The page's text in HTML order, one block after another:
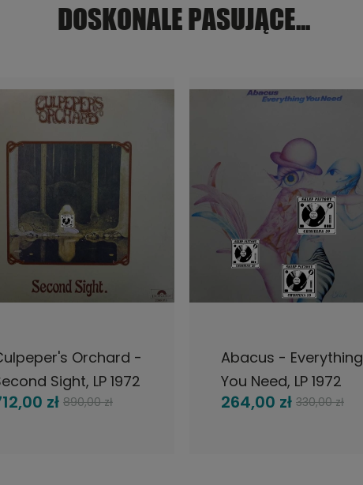
DOSKONALE PASUJĄCE...
Orchard -
Sight, LP 1972
Polydor,
zł 890,00 zł
DO KOSZYKA
Abacus - Everything
You Need, LP 1972
Germany, Zebra,
264,00 zł 330,00 zł
DO KOSZYKA